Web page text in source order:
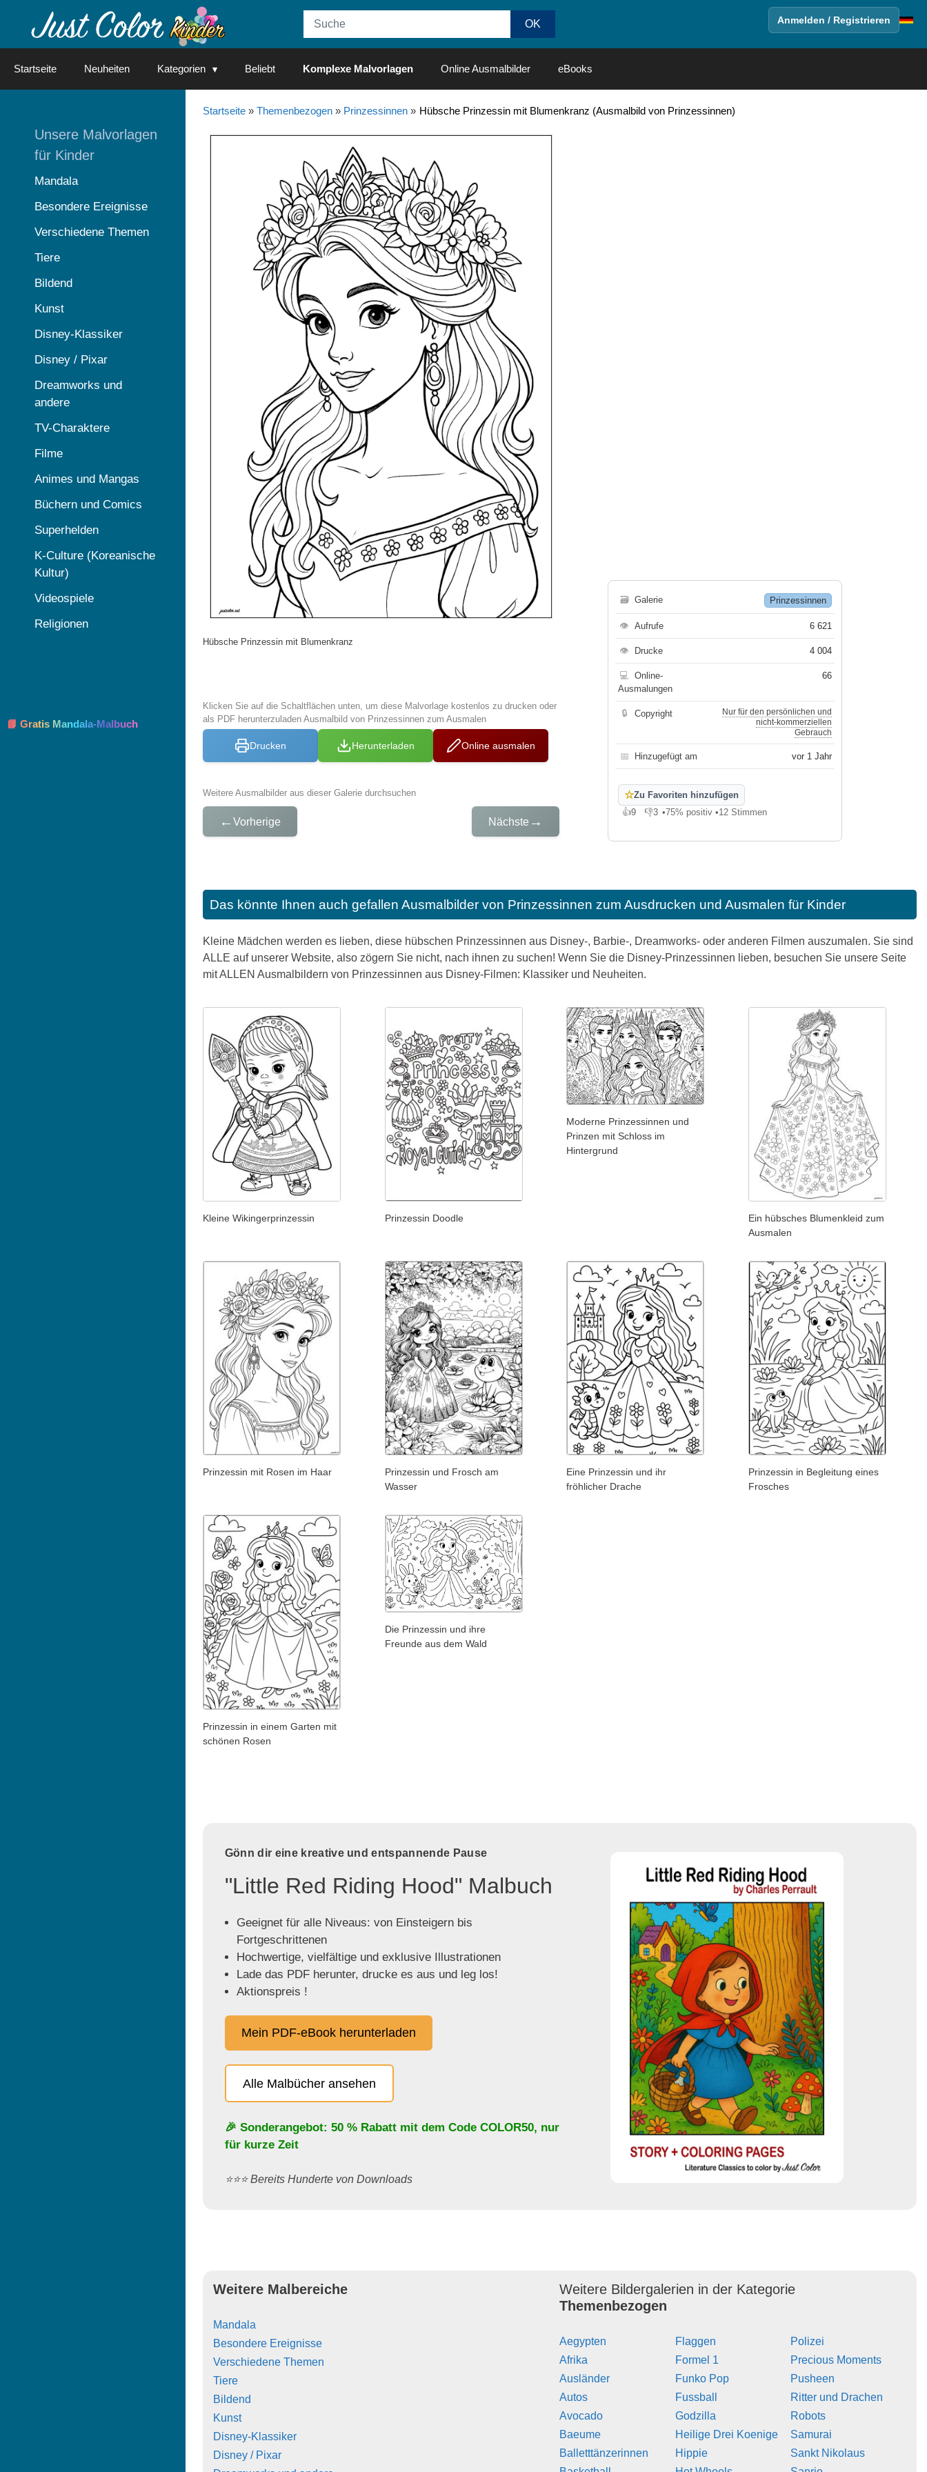
Anmelden / Registrieren
Startseite Neuheiten Kategorien Beliebt Komplexe Malvorlagen Online Ausmalbilder eBooks
Startseite» Themenbezogen» Prinzessinnen» Hübsche Prinzessin mit Blumenkranz (Ausmalbild von Prinzessinnen)
Hübsche Prinzessin mit Blumenkranz
Klicken Sie auf die Schaltflächen unten, um diese Malvorlage kostenlos zu drucken oder
als PDF herunterzuladen Ausmalbild von Prinzessinnen zum Ausmalen
Drucken Herunterladen Online ausmalen
Weitere Ausmalbilder aus dieser Galerie durchsuchen
← Vorherige Nächste →
🗃 Galerie Prinzessinnen
👁 Aufrufe 6 621
👁 Drucke 4 004
💻
Online-
Ausmalungen
66
🔒 Copyright
Nur für den persönlichen und
nicht-kommerziellen
Gebrauch
📅 Hinzugefügt am vor 1 Jahr
☆Zu Favoriten hinzufügen
👍9
Gefällt mir
👎3
Gefällt mir nicht
•75% positiv •12 Stimmen
Das könnte Ihnen auch gefallen Ausmalbilder von Prinzessinnen zum Ausdrucken und Ausmalen für Kinder
Kleine Mädchen werden es lieben, diese hübschen Prinzessinnen aus Disney-, Barbie-, Dreamworks- oder anderen Filmen auszumalen. Sie sind
ALLE auf unserer Website, also zögern Sie nicht, nach ihnen zu suchen! Wenn Sie die Disney-Prinzessinnen lieben, besuchen Sie unsere Seite
mit ALLEN Ausmalbildern von Prinzessinnen aus Disney-Filmen: Klassiker und Neuheiten.
Kleine Wikingerprinzessin Prinzessin Doodle
Moderne Prinzessinnen und
Prinzen mit Schloss im
Hintergrund
Ein hübsches Blumenkleid zum
Ausmalen
Prinzessin mit Rosen im Haar
Prinzessin und Frosch am
Wasser
Eine Prinzessin und ihr
fröhlicher Drache
Prinzessin in Begleitung eines
Frosches
Prinzessin in einem Garten mit
schönen Rosen
Die Prinzessin und ihre
Freunde aus dem Wald
Gönn dir eine kreative und entspannende Pause
"Little Red Riding Hood" Malbuch
Geeignet für alle Niveaus: von Einsteigern bis
Fortgeschrittenen
Hochwertige, vielfältige und exklusive Illustrationen
Lade das PDF herunter, drucke es aus und leg los!
Aktionspreis !
Mein PDF-eBook herunterladen
Alle Malbücher ansehen
🎉 Sonderangebot: 50 % Rabatt mit dem Code COLOR50, nur
für kurze Zeit
⭐️⭐️⭐️ Bereits Hunderte von Downloads
Weitere Malbereiche
Mandala
Besondere Ereignisse
Verschiedene Themen
Tiere
Bildend
Kunst
Disney-Klassiker
Disney / Pixar
Weitere Bildergalerien in der Kategorie
Themenbezogen
Aegypten
Afrika
Ausländer
Autos
Avocado
Baeume
Balletttänzerinnen
Flaggen
Formel 1
Funko Pop
Fussball
Godzilla
Heilige Drei Koenige
Hippie
Polizei
Precious Moments
Pusheen
Ritter und Drachen
Robots
Samurai
Sankt Nikolaus
Unsere Malvorlagen
für Kinder
Mandala
Besondere Ereignisse
Verschiedene Themen
Tiere
Bildend
Kunst
Disney-Klassiker
Disney / Pixar
Dreamworks und
andere
TV-Charaktere
Filme
Animes und Mangas
Büchern und Comics
Superhelden
K-Culture (Koreanische
Kultur)
Videospiele
Religionen
📘 Gratis Mandala-Malbuch